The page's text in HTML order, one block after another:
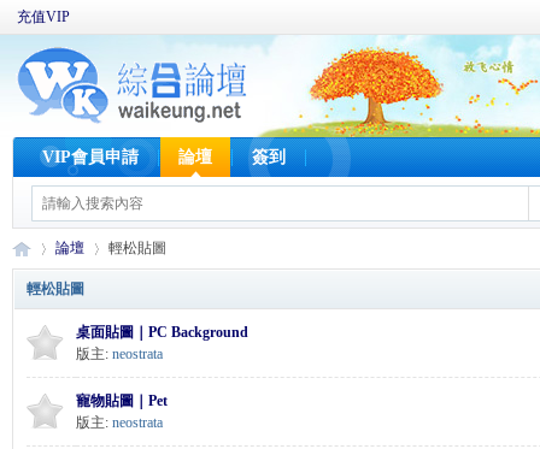
充值VIP
VIP會員申請 論壇 簽到
»
論壇
›
輕松貼圖
輕松貼圖
桌面貼圖｜PC Background
版主: neostrata
寵物貼圖｜Pet
版主: neostrata